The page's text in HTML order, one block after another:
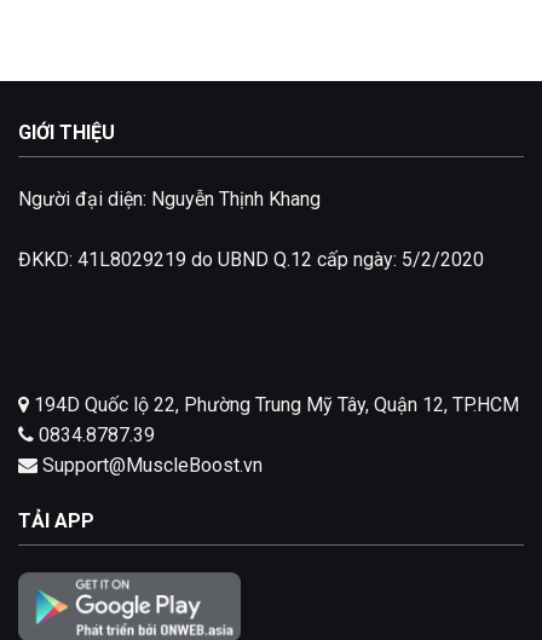
GIỚI THIỆU
Người đại diện: Nguyễn Thịnh Khang
ĐKKD: 41L8029219 do UBND Q.12 cấp ngày: 5/2/2020
194D Quốc lộ 22, Phường Trung Mỹ Tây, Quận 12, TP.HCM
0834.8787.39
Support@MuscleBoost.vn
TẢI APP